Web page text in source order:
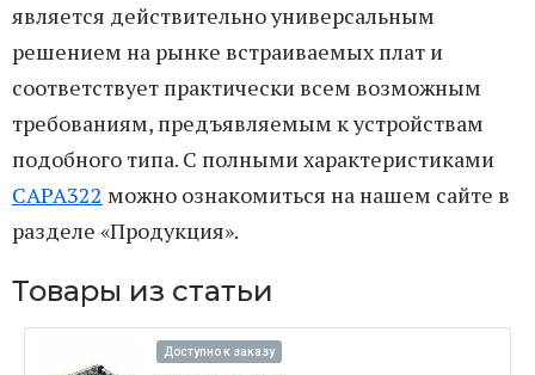
является действительно универсальным
решением на рынке встраиваемых плат и
соответствует практически всем возможным
требованиям, предъявляемым к устройствам
подобного типа. C полными характеристиками
CAPA322 можно ознакомиться на нашем сайте в
разделе «Продукция».
Товары из статьи
Доступно к заказу